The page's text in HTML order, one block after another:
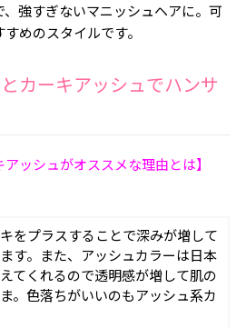
強すぎないマニッシュヘアに。可
めのスタイルです。
カーキアッシュでハンサ
アッシュがオススメな理由とは】
をプラスすることで深みが増して
す。また、アッシュカラーは日本
てくれるので透明感が増して肌の
。色落ちがいいのもアッシュ系カ